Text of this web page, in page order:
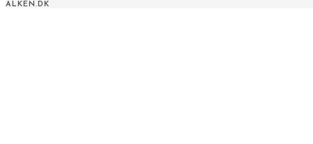
ALKEN.DK